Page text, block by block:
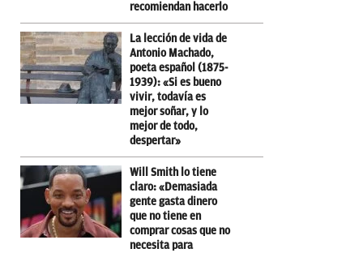
recomiendan hacerlo
La lección de vida de
Antonio Machado,
poeta español (1875-
1939): «Si es bueno
vivir, todavía es
mejor soñar, y lo
mejor de todo,
despertar»
Will Smith lo tiene
claro: «Demasiada
gente gasta dinero
que no tiene en
comprar cosas que no
necesita para